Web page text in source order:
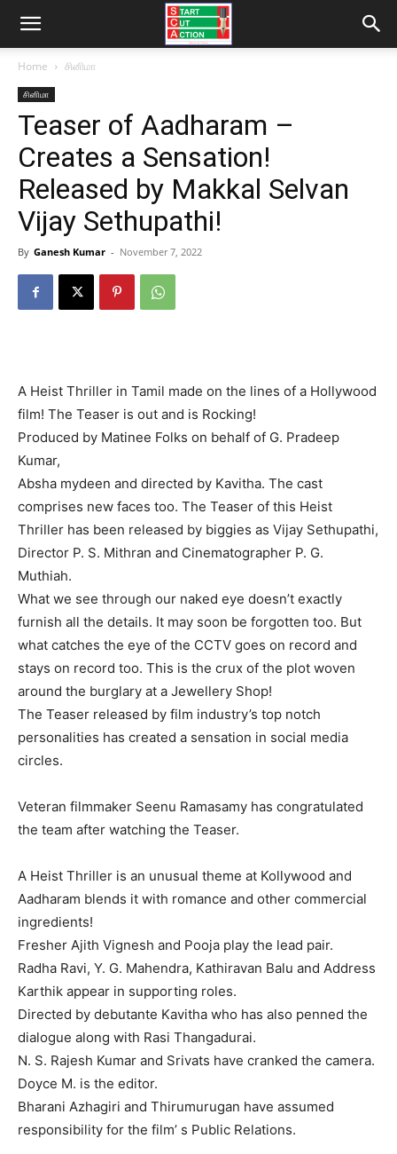
Home சினிமா
சினிமா
Teaser of Aadharam –
Creates a Sensation!
Released by Makkal Selvan
Vijay Sethupathi!
By Ganesh Kumar - November 7, 2022
A Heist Thriller in Tamil made on the lines of a Hollywood
film! The Teaser is out and is Rocking!
Produced by Matinee Folks on behalf of G. Pradeep
Kumar,
Absha mydeen and directed by Kavitha. The cast
comprises new faces too. The Teaser of this Heist
Thriller has been released by biggies as Vijay Sethupathi,
Director P. S. Mithran and Cinematographer P. G.
Muthiah.
What we see through our naked eye doesn’t exactly
furnish all the details. It may soon be forgotten too. But
what catches the eye of the CCTV goes on record and
stays on record too. This is the crux of the plot woven
around the burglary at a Jewellery Shop!
The Teaser released by film industry’s top notch
personalities has created a sensation in social media
circles.
Veteran filmmaker Seenu Ramasamy has congratulated
the team after watching the Teaser.
A Heist Thriller is an unusual theme at Kollywood and
Aadharam blends it with romance and other commercial
ingredients!
Fresher Ajith Vignesh and Pooja play the lead pair.
Radha Ravi, Y. G. Mahendra, Kathiravan Balu and Address
Karthik appear in supporting roles.
Directed by debutante Kavitha who has also penned the
dialogue along with Rasi Thangadurai.
N. S. Rajesh Kumar and Srivats have cranked the camera.
Doyce M. is the editor.
Bharani Azhagiri and Thirumurugan have assumed
responsibility for the film’ s Public Relations.